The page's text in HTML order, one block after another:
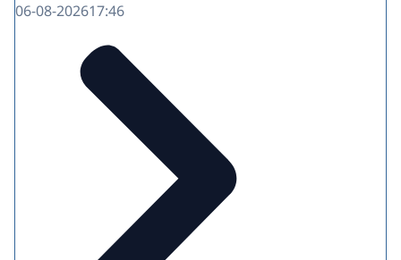
06-08-202617:46